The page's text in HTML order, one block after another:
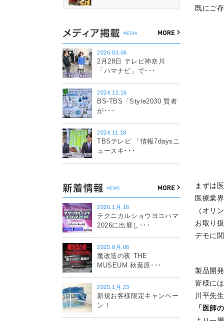
既にご
まずは
医療業
（オリ
お取り
デモに
製品開
皆様に
川平先
「医師
2026.03.06
2月28日 テレビ神奈川
「ハマナビ」で･･･
2024.12.16
BS-TBS「Style2030 賢者
が･･･
2024.11.18
TBSテレビ 「情報7daysニ
ュースキ･･･
2026.1月.16
テクニカルショウヨコハマ
2026に出展し･･･
2025.8月.06
魔改造の夜 THE
MUSEUM 秋葉原･･･
2025.1月.23
新規お客様限定キャンペー
ン！